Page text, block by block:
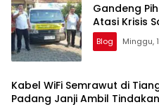
Gandeng
Atasi Krisis
Blog Minggu,
Kabel WiFi Semrawut di
Padang Janji Ambil Tindakan